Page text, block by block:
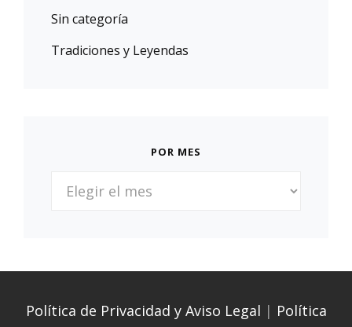
Sin categoría
Tradiciones y Leyendas
POR MES
Política de Privacidad y Aviso Legal | Política